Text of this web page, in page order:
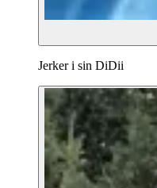
Jerker i sin DiDii